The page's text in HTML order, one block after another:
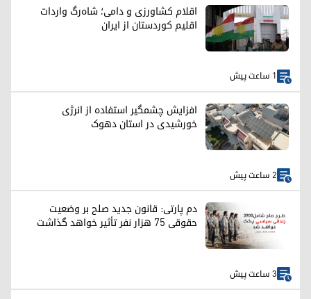
اقلام کشاورزی و دامی؛ شاه‌رگ واردات
اقلیم کوردستان از ایران
1 ساعت پیش
افزایش چشمگیر استفاده از انرژی
خورشیدی در استان دهوک
2 ساعت پیش
دم پارتی: قانون جدید صلح بر وضعیت
حقوقی ۷۵ هزار نفر تأثیر خواهد گذاشت
3 ساعت پیش